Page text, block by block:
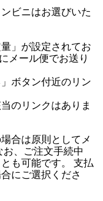
ビニはお選びいた
」が設定されてお
メール便でお送り
ボタン付近のリン
のリンクはありま
合は原則としてメ
、ご注文手続中
も可能です。 支払
にご選択くださ